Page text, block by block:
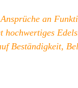
an
Beständigkeit,